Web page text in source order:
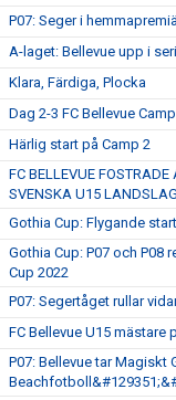
P07: Seger i
A-laget: Bellevue upp i
Klara, Färdiga, Plocka
Dag 2-3 FC Bellevue Camp
Härlig start på Camp 2
FC BELLEVUE
SVENSKA U15
Gothia Cup: Flygande
Gothia Cup: P07 och P08
Cup 2022
P07: Segertåget rullar
FC Bellevue U15 mästare
P07: Bellevue tar Magiskt